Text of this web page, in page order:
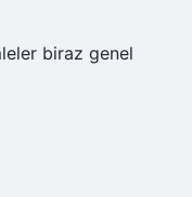
biraz genel